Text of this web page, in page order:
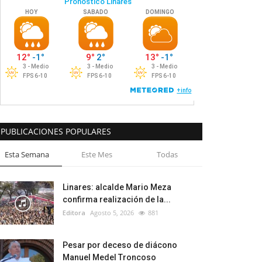
PUBLICACIONES POPULARES
Esta Semana Este Mes Todas
Linares: alcalde Mario Meza
confirma realización de la...
Editora Agosto 5, 2026 881
Pesar por deceso de diácono
Manuel Medel Troncoso